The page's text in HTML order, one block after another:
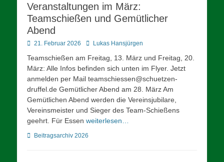
Veranstaltungen im März:
Teamschießen und Gemütlicher
Abend
Posted
21. Februar 2026 AutorLukas Hansjürgen
Teamschießen am Freitag, 13. März und Freitag, 20.
März: Alle Infos befinden sich unten im Flyer. Jetzt
anmelden per Mail teamschiessen@schuetzen-
druffel.de Gemütlicher Abend am 28. März Am
Gemütlichen Abend werden die Vereinsjubilare,
Vereinsmeister und Sieger des Team-Schießens
geehrt. Für Essen weiterlesen…
Kategorien
Beitragsarchiv 2026